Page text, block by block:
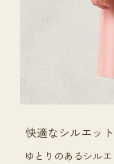
快適なシルエット
ゆとりのあるシル